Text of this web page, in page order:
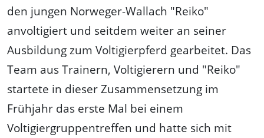
den jungen Norweger-Wallach "Reiko"
anvoltigiert und seitdem weiter an seiner
Ausbildung zum Voltigierpferd gearbeitet. Das
Team aus Trainern, Voltigierern und "Reiko"
startete in dieser Zusammensetzung im
Frühjahr das erste Mal bei einem
Voltigiergruppentreffen und hatte sich mit